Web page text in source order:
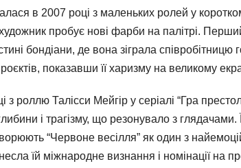
в 2007 році з маленьких ролей у
пробує нові фарби на палітрі.
бондіани, де вона зіграла співробітницю
показавши її харизму на великому
роллю Талісси Мейгір у серіалі “Гра
і трагізму, що резонувало з глядачами.
“Червоне весілля” як один з
їй міжнародне визнання і номінації на